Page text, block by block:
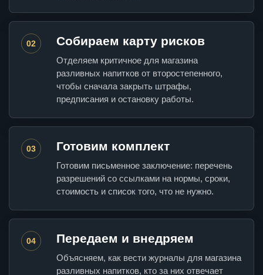
02 Собираем карту рисков
Отделяем критичное для магазина
разливных напитков от второстепенного,
чтобы сначала закрыть штрафы,
предписания и остановку работы.
03 Готовим комплект
Готовим письменное заключение: перечень
разрешений со ссылками на нормы, сроки,
стоимость и список того, что не нужно.
04 Передаем и внедряем
Объясняем, как вести журналы для магазина
разливных напитков, кто за них отвечает